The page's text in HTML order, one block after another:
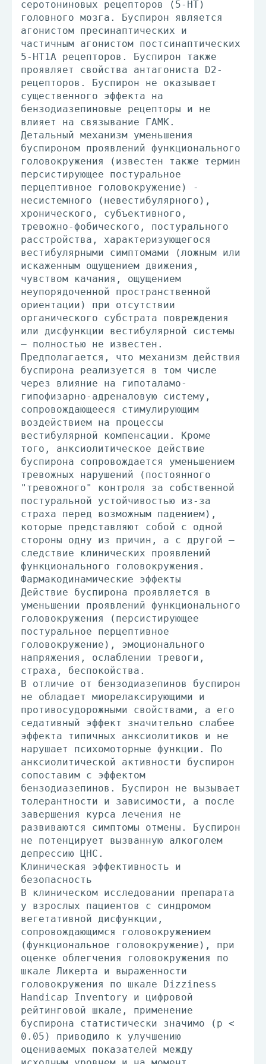
серотониновых рецепторов (5-HT)
головного мозга. Буспирон является
агонистом пресинаптических и
частичным агонистом постсинаптических
5-HT1A рецепторов. Буспирон также
проявляет свойства антагониста D2-
рецепторов. Буспирон не оказывает
существенного эффекта на
бензодиазепиновые рецепторы и не
влияет на связывание ГАМК.
Детальный механизм уменьшения
буспироном проявлений функционального
головокружения (известен также термин
персистирующее постуральное
перцептивное головокружение) -
несистемного (невестибулярного),
хронического, субъективного,
тревожно-фобического, постурального
расстройства, характеризующегося
вестибулярными симптомами (ложным или
искаженным ощущением движения,
чувством качания, ощущением
неупорядоченной пространственной
ориентации) при отсутствии
органического субстрата повреждения
или дисфункции вестибулярной системы
– полностью не известен.
Предполагается, что механизм действия
буспирона реализуется в том числе
через влияние на гипоталамо-
гипофизарно-адреналовую систему,
сопровождающееся стимулирующим
воздействием на процессы
вестибулярной компенсации. Кроме
того, анксиолитическое действие
буспирона сопровождается уменьшением
тревожных нарушений (постоянного
"тревожного" контроля за собственной
постуральной устойчивостью из-за
страха перед возможным падением),
которые представляют собой с одной
стороны одну из причин, а с другой –
следствие клинических проявлений
функционального головокружения.
Фармакодинамические эффекты
Действие буспирона проявляется в
уменьшении проявлений функционального
головокружения (персистирующее
постуральное перцептивное
головокружение), эмоционального
напряжения, ослаблении тревоги,
страха, беспокойства.
В отличие от бензодиазепинов буспирон
не обладает миорелаксирующими и
противосудорожными свойствами, а его
седативный эффект значительно слабее
эффекта типичных анксиолитиков и не
нарушает психомоторные функции. По
анксиолитической активности буспирон
сопоставим с эффектом
бензодиазепинов. Буспирон не вызывает
толерантности и зависимости, а после
завершения курса лечения не
развиваются симптомы отмены. Буспирон
не потенцирует вызванную алкоголем
депрессию ЦНС.
Клиническая эффективность и
безопасность
В клиническом исследовании препарата
у взрослых пациентов с синдромом
вегетативной дисфункции,
сопровождающимся головокружением
(функциональное головокружение), при
оценке облегчения головокружения по
шкале Ликерта и выраженности
головокружения по шкале Dizziness
Handicap Inventory и цифровой
рейтинговой шкале, применение
буспирона статистически значимо (р <
0.05) приводило к улучшению
оцениваемых показателей между